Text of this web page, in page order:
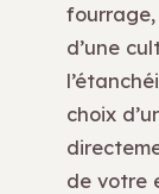
d’une
choix
de votre